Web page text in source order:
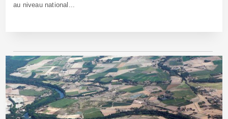
au niveau national...
19 Mai 2021 - Réf: BW40752